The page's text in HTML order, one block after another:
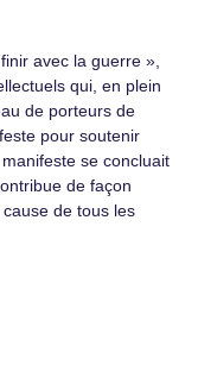
avec la guerre »,
qui, en plein
de porteurs de
pour soutenir
se concluait
de façon
de tous les